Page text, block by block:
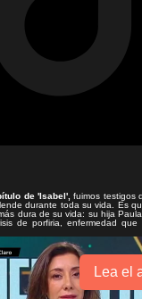
de 'Isabel', fuimos testigos
durante toda su vida. Es
dura de su vida: su hija
de porfiria, enfermedad
Lea el